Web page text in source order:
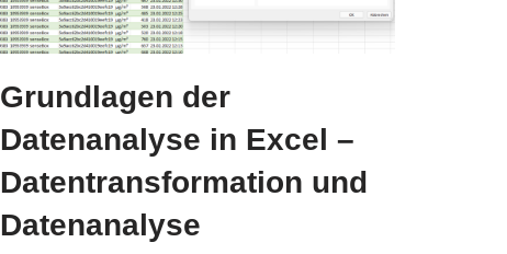
Grundlagen der
Datenanalyse in Excel –
Datentransformation und
Datenanalyse